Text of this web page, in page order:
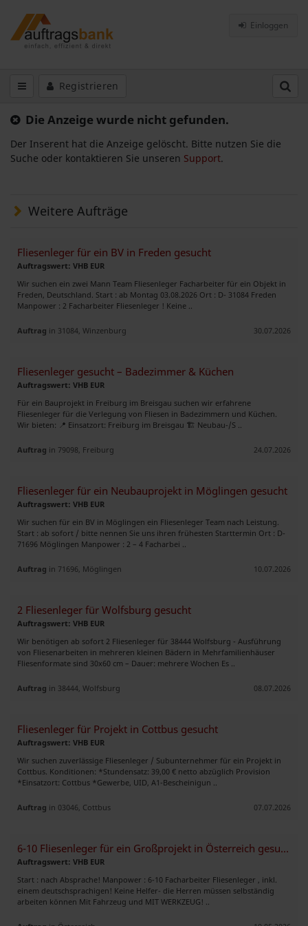
Einloggen
Registrieren
Die Anzeige wurde nicht gefunden.
Der Inserent hat die Anzeige gelöscht. Bitte nutzen Sie die
Suche oder kontaktieren Sie unseren Support.
Weitere Aufträge
Fliesenleger für ein BV in Freden gesucht
Auftragswert: VHB EUR
Wir suchen ein zwei Mann Team Fliesenleger Facharbeiter für ein Objekt in
Freden, Deutschland. Start : ab Montag 03.08.2026 Ort : D- 31084 Freden
Manpower : 2 Facharbeiter Fliesenleger ! Keine ..
Auftrag in 31084, Winzenburg 30.07.2026
Fliesenleger gesucht – Badezimmer & Küchen
Auftragswert: VHB EUR
Für ein Bauprojekt in Freiburg im Breisgau suchen wir erfahrene
Fliesenleger für die Verlegung von Fliesen in Badezimmern und Küchen.
Wir bieten: 📍 Einsatzort: Freiburg im Breisgau 🏗️ Neubau-/S ..
Auftrag in 79098, Freiburg 24.07.2026
Fliesenleger für ein Neubauprojekt in Möglingen gesucht
Auftragswert: VHB EUR
Wir suchen für ein BV in Möglingen ein Fliesenleger Team nach Leistung.
Start : ab sofort / bitte nennen Sie uns ihren frühesten Starttermin Ort : D-
71696 Möglingen Manpower : 2 – 4 Facharbei ..
Auftrag in 71696, Möglingen 10.07.2026
2 Fliesenleger für Wolfsburg gesucht
Auftragswert: VHB EUR
Wir benötigen ab sofort 2 Fliesenleger für 38444 Wolfsburg - Ausführung
von Fliesenarbeiten in mehreren kleinen Bädern in Mehrfamilienhäuser
Fliesenformate sind 30x60 cm – Dauer: mehrere Wochen Es ..
Auftrag in 38444, Wolfsburg 08.07.2026
Fliesenleger für Projekt in Cottbus gesucht
Auftragswert: VHB EUR
Wir suchen zuverlässige Fliesenleger / Subunternehmer für ein Projekt in
Cottbus. Konditionen: *Stundensatz: 39,00 € netto abzüglich Provision
*Einsatzort: Cottbus *Gewerbe, UID, A1-Bescheinigun ..
Auftrag in 03046, Cottbus 07.07.2026
6-10 Fliesenleger für ein Großprojekt in Österreich gesucht!
Auftragswert: VHB EUR
Start : nach Absprache! Manpower : 6-10 Facharbeiter Fliesenleger , inkl.
einem deutschsprachigen! Keine Helfer- die Herren müssen selbständig
arbeiten können Mit Fahrzeug und MIT WERKZEUG! ..